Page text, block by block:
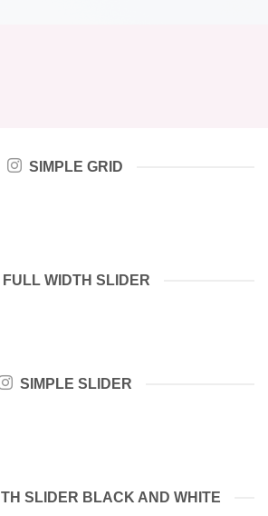
SIMPLE GRID
FULL WIDTH SLIDER
SIMPLE SLIDER
SLIDER BLACK AND WHITE